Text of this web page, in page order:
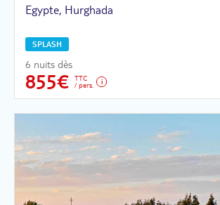
Egypte, Hurghada
SPLASH
6 nuits dès
855€
TTC
/ pers.